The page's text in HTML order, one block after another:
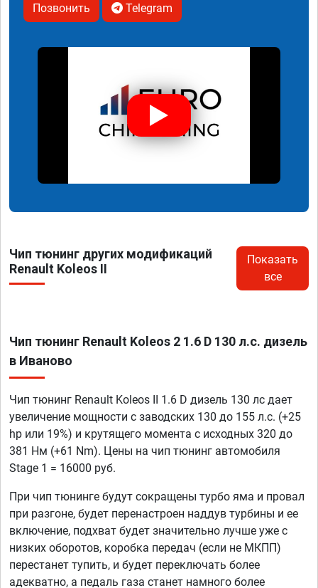
Позвонить Telegram
Чип тюнинг других модификаций
Renault Koleos II
Показать
все
Чип тюнинг Renault Koleos 2 1.6 D 130 л.с. дизель
в Иваново
Чип тюнинг Renault Koleos II 1.6 D дизель 130 лс дает
увеличение мощности с заводских 130 до 155 л.с. (+25
hp или 19%) и крутящего момента с исходных 320 до
381 Нм (+61 Nm). Цены на чип тюнинг автомобиля
Stage 1 = 16000 руб.
При чип тюнинге будут сокращены турбо яма и провал
при разгоне, будет перенастроен наддув турбины и ее
включение, подхват будет значительно лучше уже с
низких оборотов, коробка передач (если не МКПП)
перестанет тупить, и будет переключать более
адекватно, а педаль газа станет намного более